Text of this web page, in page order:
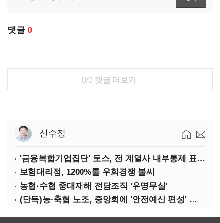
댓글 0
0/0 댓글 더보기
신수정
'금융복합기업집단' 토스, 전 계열사 내부통제 표준화
보험대리점, 1200%룰 우회경쟁 불씨
농협·수협 중대재해 전담조직 '유명무실'
(단독)농·축협 노조, 중앙회에 '안전예산 편성' 요구